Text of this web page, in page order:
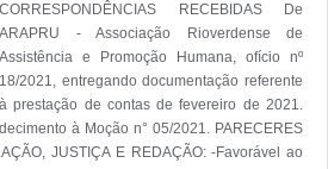
CORRESPONDÊNCIAS RECEBIDAS De
ARAPRU - Associação Rioverdense de
Assistência e Promoção Humana, ofício nº
18/2021, entregando documentação referente
à prestação de contas de fevereiro de 2021.
à Moção n° 05/2021. PARECERES
JUSTIÇA E REDAÇÃO: -Favorável ao